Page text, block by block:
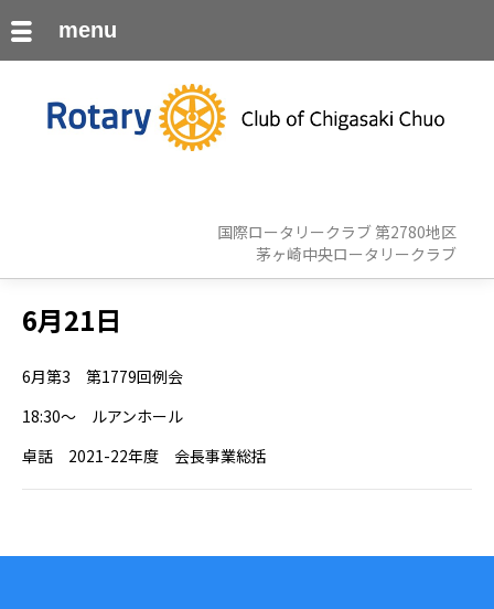
国際ロータリークラブ 第2780地区
茅ヶ崎中央ロータリークラブ
6月21日
6月第3 第1779回例会
18:30～ ルアンホール
卓話 2021-22年度 会長事業総括
menu